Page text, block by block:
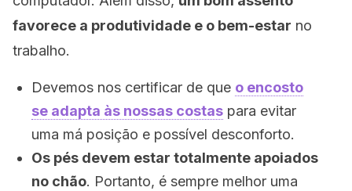
favorece a produtividade e o bem-estar no
trabalho.
Devemos nos certificar de que o encosto
se adapta às nossas costas para evitar
uma má posição e possível desconforto.
Os pés devem estar totalmente apoiados
no chão. Portanto, é sempre melhor uma